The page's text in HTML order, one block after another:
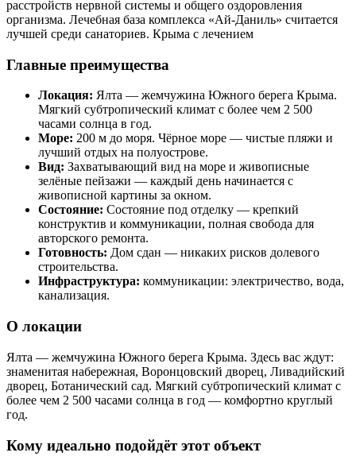
расстройств нервной системы и общего оздоровления
организма. Лечебная база комплекса «Ай-Даниль» считается
лучшей среди санаториев. Крыма с лечением
Главные преимущества
Локация: Ялта — жемчужина Южного берега Крыма.
Мягкий субтропический климат с более чем 2 500
часами солнца в год.
Море: 200 м до моря. Чёрное море — чистые пляжи и
лучший отдых на полуострове.
Вид: Захватывающий вид на море и живописные
зелёные пейзажи — каждый день начинается с
живописной картины за окном.
Состояние: Состояние под отделку — крепкий
конструктив и коммуникации, полная свобода для
авторского ремонта.
Готовность: Дом сдан — никаких рисков долевого
строительства.
Инфраструктура: коммуникации: электричество, вода,
канализация.
О локации
Ялта — жемчужина Южного берега Крыма. Здесь вас ждут:
знаменитая набережная, Воронцовский дворец, Ливадийский
дворец, Ботанический сад. Мягкий субтропический климат с
более чем 2 500 часами солнца в год — комфортно круглый
год.
Кому идеально подойдёт этот объект